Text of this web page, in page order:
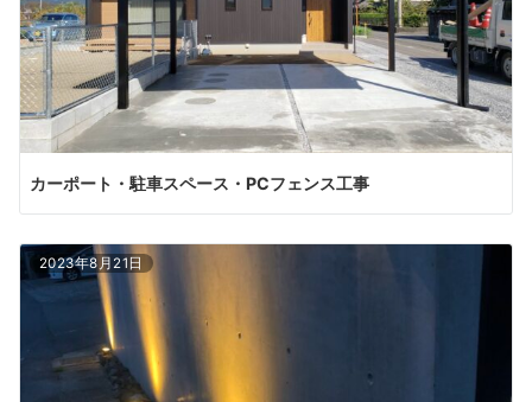
カーポート・駐車スペース・PCフェンス工事
2023年8月21日